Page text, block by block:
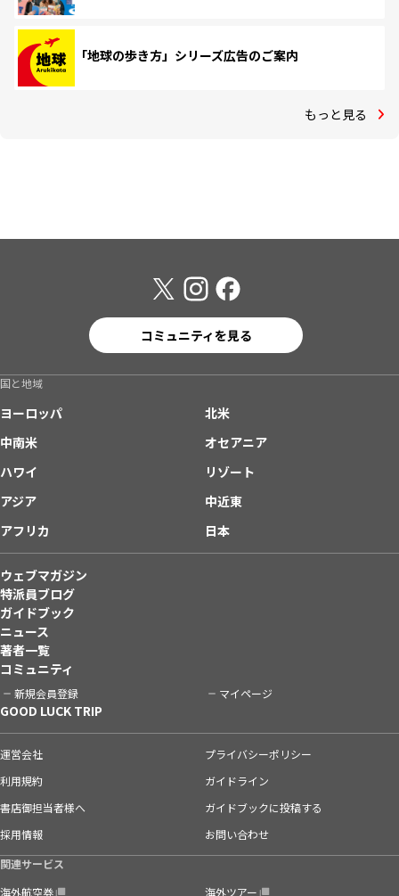
「地球の歩き方」シリーズ広告のご案内
もっと見る
コミュニティを見る
国と地域
ヨーロッパ
北米
中南米
オセアニア
ハワイ
リゾート
アジア
中近東
アフリカ
日本
ウェブマガジン
特派員ブログ
ガイドブック
ニュース
著者一覧
コミュニティ
新規会員登録 マイページ
GOOD LUCK TRIP
運営会社
プライバシーポリシー
利用規約
ガイドライン
書店御担当者様へ
ガイドブックに投稿する
採用情報
お問い合わせ
関連サービス
海外航空券
海外ツアー